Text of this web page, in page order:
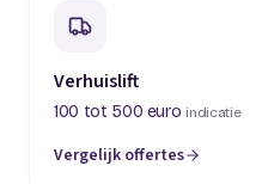
Verhuislift
100 tot 500 euro indicatie
Vergelijk offertes
(opent in een nieuw tabblad)